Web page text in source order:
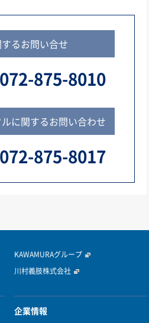
るお問い合せ
072-875-8010
に関するお問い合わせ
072-875-8017
KAWAMURAグループ
川村義肢株式会社
企業情報